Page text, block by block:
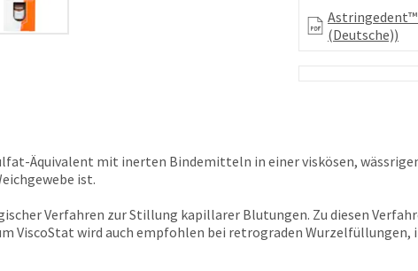
Astringedent™
(Deutsche))
Äquivalent mit inerten Bindemitteln in einer viskösen,
ist.
Verfahren zur Stillung kapillarer Blutungen. Zu diesen
ViscoStat wird auch empfohlen bei retrograden